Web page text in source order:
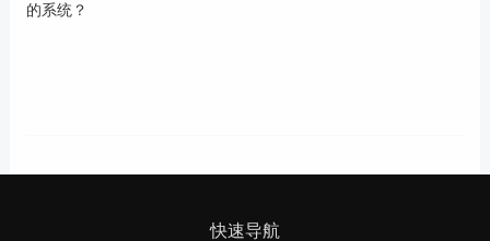
的系统？
快速导航